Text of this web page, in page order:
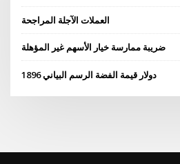
العملات الآجلة المراجحة
ضريبة ممارسة خيار الأسهم غير المؤهلة
1896 دولار قيمة الفضة الرسم البياني